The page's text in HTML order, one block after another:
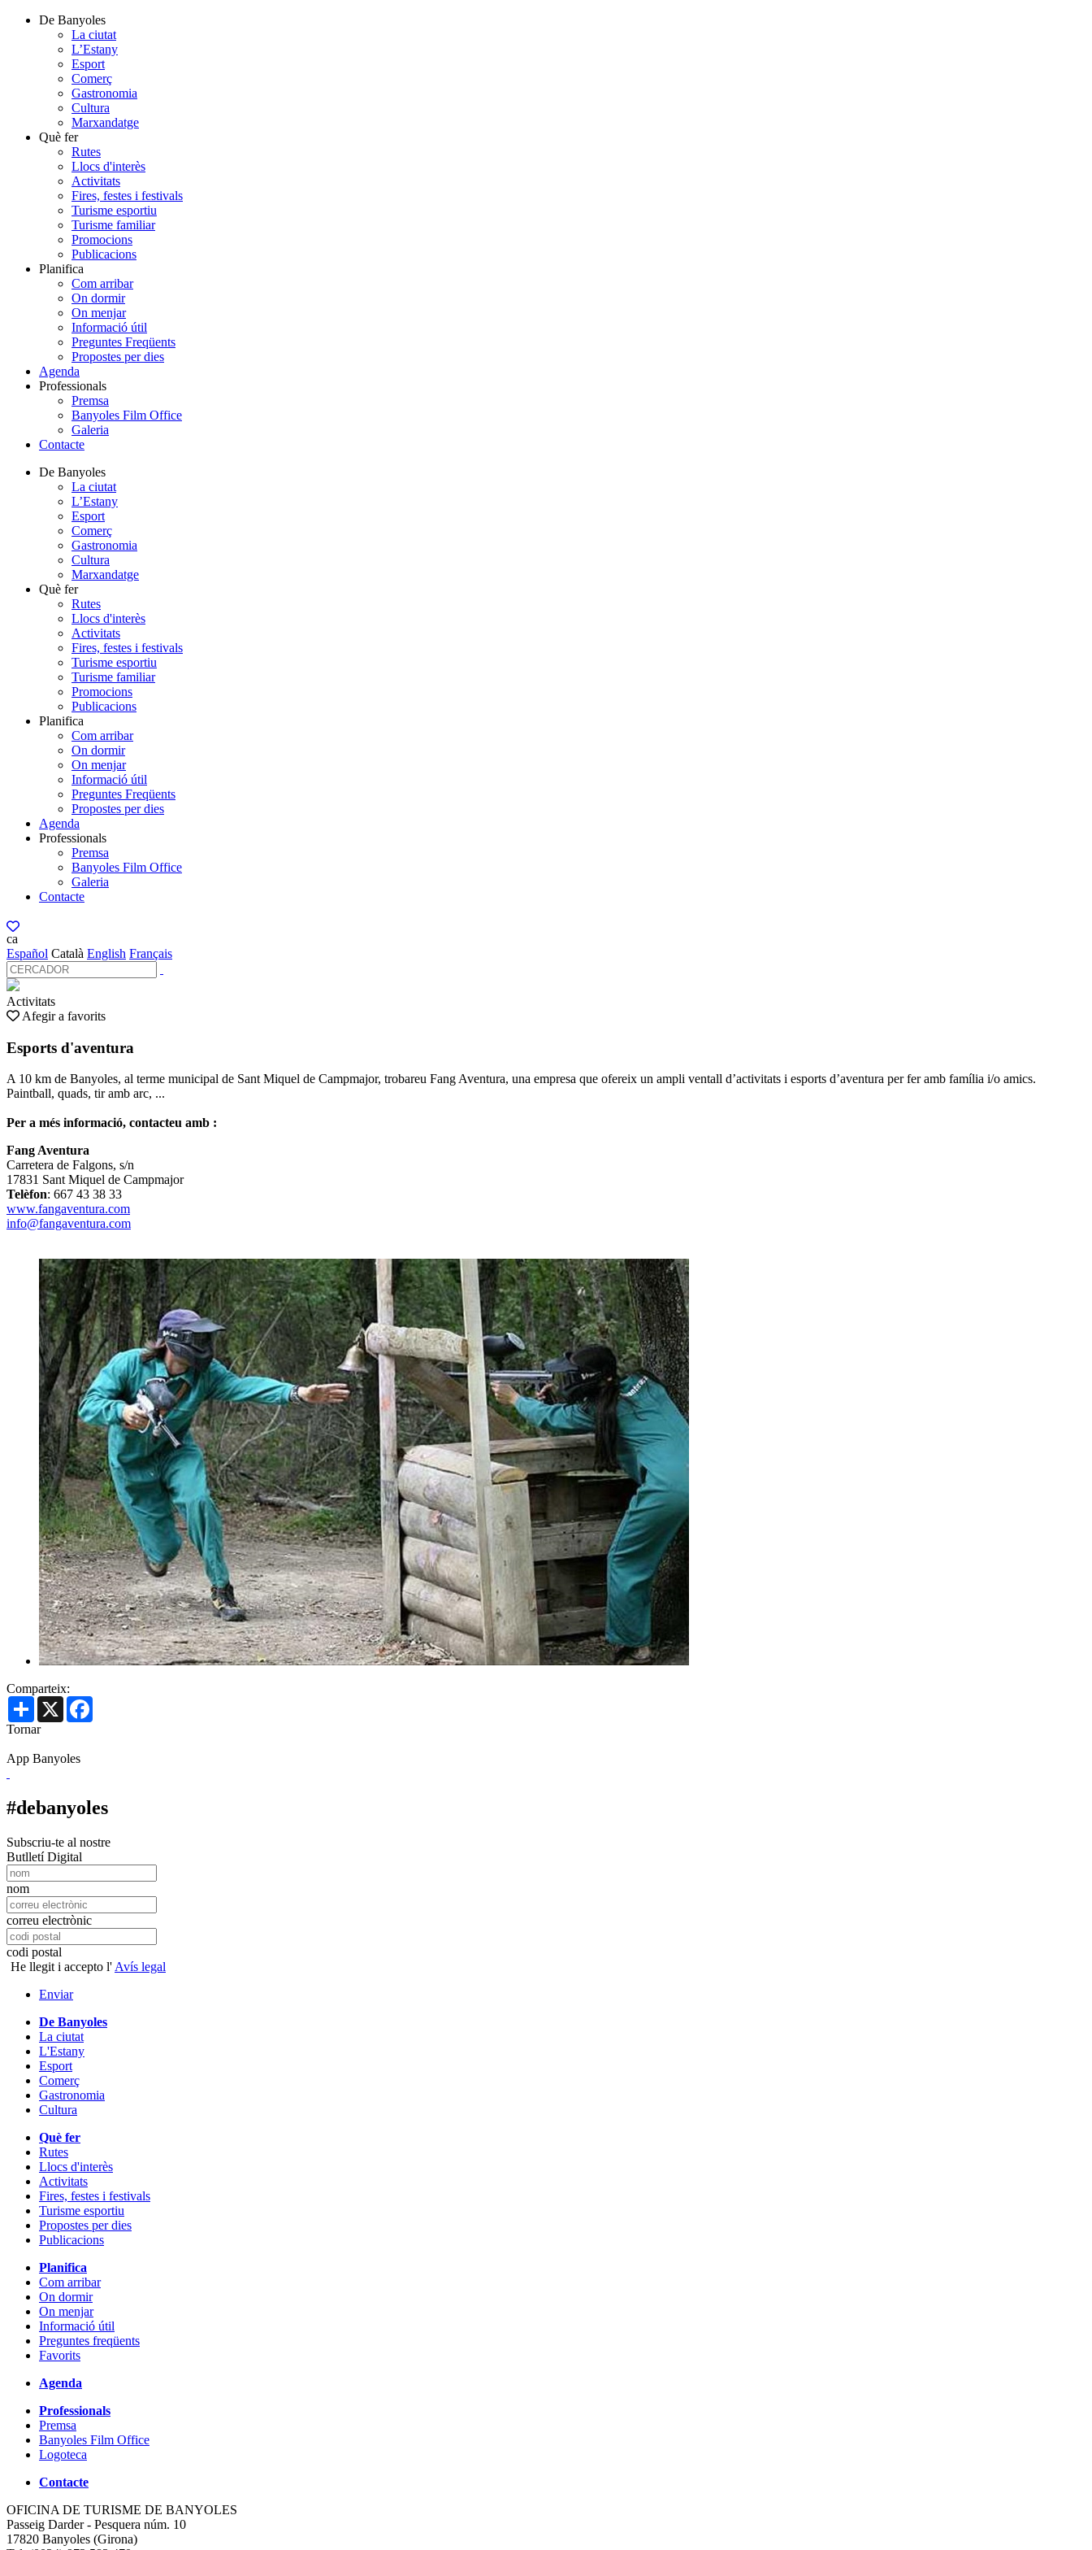
De Banyoles
La ciutat
L’Estany
Esport
Comerç
Gastronomia
Cultura
Marxandatge
Què fer
Rutes
Llocs d'interès
Activitats
Fires, festes i festivals
Turisme esportiu
Turisme familiar
Promocions
Publicacions
Planifica
Com arribar
On dormir
On menjar
Informació útil
Preguntes Freqüents
Propostes per dies
Agenda
Professionals
Premsa
Banyoles Film Office
Galeria
Contacte
De Banyoles
La ciutat
L’Estany
Esport
Comerç
Gastronomia
Cultura
Marxandatge
Què fer
Rutes
Llocs d'interès
Activitats
Fires, festes i festivals
Turisme esportiu
Turisme familiar
Promocions
Publicacions
Planifica
Com arribar
On dormir
On menjar
Informació útil
Preguntes Freqüents
Propostes per dies
Agenda
Professionals
Premsa
Banyoles Film Office
Galeria
Contacte
ca
Español Català English Français
Activitats
Afegir a favorits
Esports d'aventura
A 10 km de Banyoles, al terme municipal de Sant Miquel de Campmajor, trobareu Fang Aventura, una empresa que ofereix un ampli ventall d’activitats i esports d’aventura per fer amb família i/o amics.
Paintball, quads, tir amb arc, ...
Per a més informació, contacteu amb :
Fang Aventura
Carretera de Falgons, s/n
17831 Sant Miquel de Campmajor
Telèfon: 667 43 38 33
www.fangaventura.com
info@fangaventura.com
Comparteix:
Share X
Tornar
App Banyoles
#debanyoles
Subscriu-te al nostre
Butlletí Digital
nom
correu electrònic
codi postal
He llegit i accepto l' Avís legal
Enviar
De Banyoles
La ciutat
L'Estany
Esport
Comerç
Gastronomia
Cultura
Què fer
Rutes
Llocs d'interès
Activitats
Fires, festes i festivals
Turisme esportiu
Propostes per dies
Publicacions
Planifica
Com arribar
On dormir
On menjar
Informació útil
Preguntes freqüents
Favorits
Agenda
Professionals
Premsa
Banyoles Film Office
Logoteca
Contacte
OFICINA DE TURISME DE BANYOLES
Passeig Darder - Pesquera núm. 10
17820 Banyoles (Girona)